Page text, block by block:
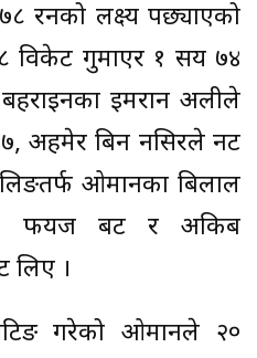
रनको लक्ष्य पछ्याएको
विकेट गुमाएर १ सय ७४
इमरान अलीले
अहमेर बिन नसिरले नट
ओमानका बिलाल
फयज बट र अकिब
लिए ।
गरेको ओमानले २०